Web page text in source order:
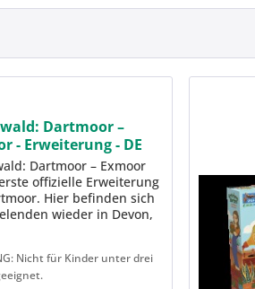
Dartmoor –
- Erweiterung - DE
Dartmoor – Exmoor
offizielle Erweiterung
Hier befinden sich
wieder in Devon,
Karten widmen sich
Nicht für Kinder unter drei